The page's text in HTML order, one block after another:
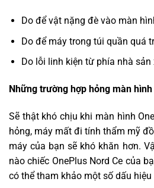
Do để vật nặng đè vào màn
Do để máy trong túi quần quá
Do lỗi linh kiện từ phía nhà sản
Những trường hợp hỏng màn
Sẽ thật khó chịu khi màn hình
hỏng, máy mất đi tính thẩm mỹ
máy của bạn sẽ khó khăn hơn.
nào chiếc OnePlus Nord Ce của
có thể tham khảo một số dấu